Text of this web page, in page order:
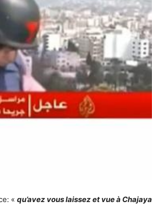
« qu’avez vous laissez et vue à Chajaya